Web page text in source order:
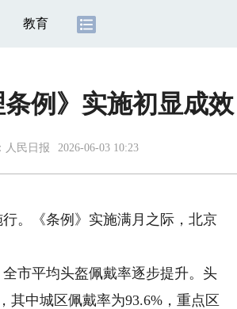
教育
例》实施初显成
人民日报 2026-06-03 10:23
。《条例》实施满月之际，北京
市平均头盔佩戴率逐步提升。头
其中城区佩戴率为93.6%，重点区